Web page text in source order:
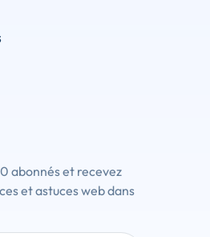
abonnés et recevez
et astuces web dans